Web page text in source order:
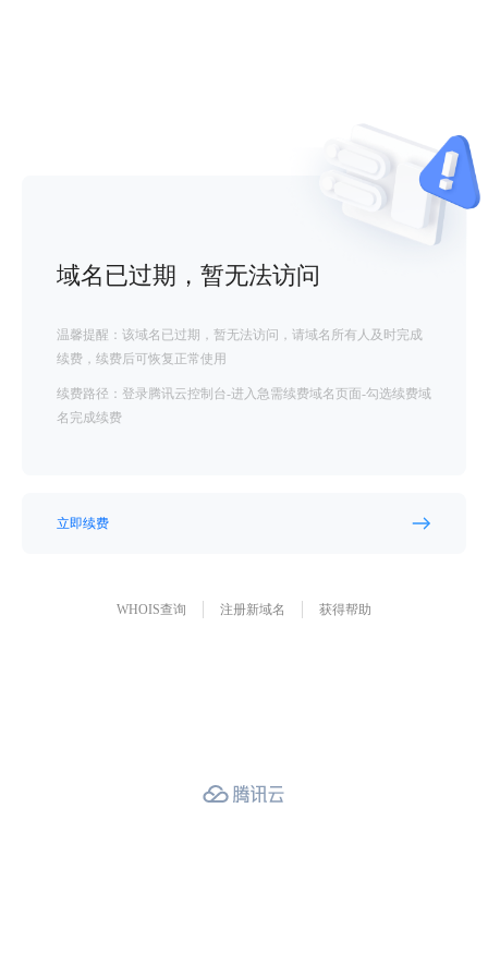
域名已过期，暂无法访问
温馨提醒：该域名已过期，暂无法访问，请域名所有人及时完成
续费，续费后可恢复正常使用
续费路径：登录腾讯云控制台-进入急需续费域名页面-勾选续费域
名完成续费
立即续费
WHOIS查询 注册新域名 获得帮助